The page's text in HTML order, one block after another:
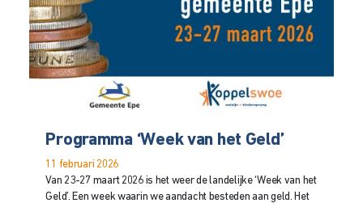
Programma ‘Week van het Geld’
11 februari 2026
Van 23-27 maart 2026 is het weer de landelijke ‘Week van het
Geld’. Een week waarin we aandacht besteden aan geld. Het